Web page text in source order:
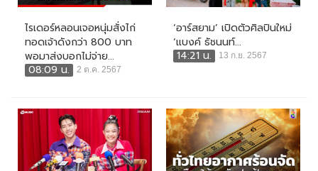
ไรเดอร์หลอนเจอหนุ่มสั่งไก่
ทอดเจ้าดังกว่า 800 บาท
พอมาส่งบอกไม่จ่าย...
08:09 น.
2 ต.ค. 2567
‘อาร์สยาม’ เปิดตัวศิลปินใหม่
‘แบงค์ ธัชนนท์...
14:21 น.
13 ก.ย. 2567